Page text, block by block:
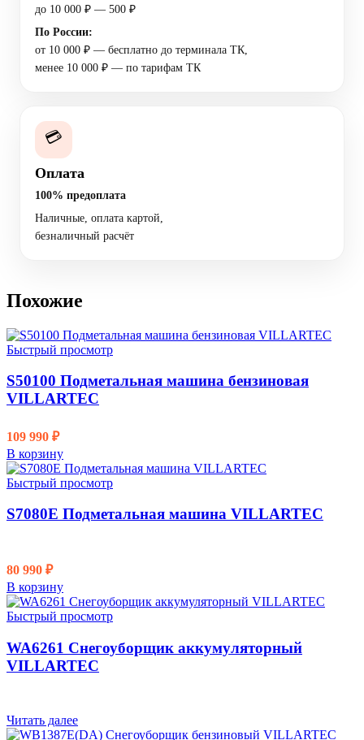
до 10 000 ₽ — 500 ₽
По России:
от 10 000 ₽ — бесплатно до терминала ТК,
менее 10 000 ₽ — по тарифам ТК
💳
Оплата
100% предоплата
Наличные, оплата картой,
безналичный расчёт
Похожие
Быстрый просмотр
S50100 Подметальная машина бензиновая
VILLARTEC
109 990 ₽
В корзину
Быстрый просмотр
S7080E Подметальная машина VILLARTEC
80 990 ₽
В корзину
Быстрый просмотр
WA6261 Снегоуборщик аккумуляторный
VILLARTEC
Читать далее